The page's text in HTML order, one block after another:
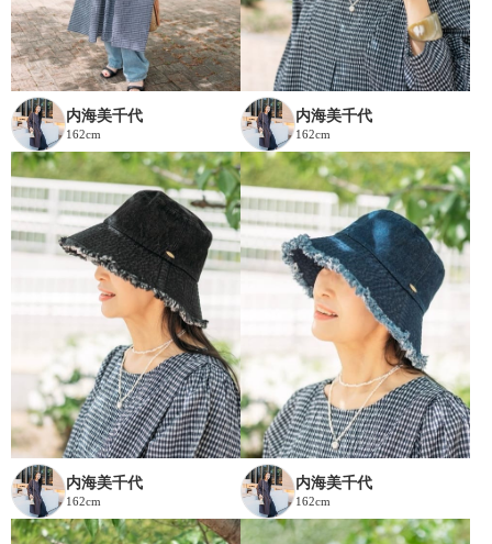
内海美千代
162cm
内海美千代
162cm
内海美千代
162cm
内海美千代
162cm